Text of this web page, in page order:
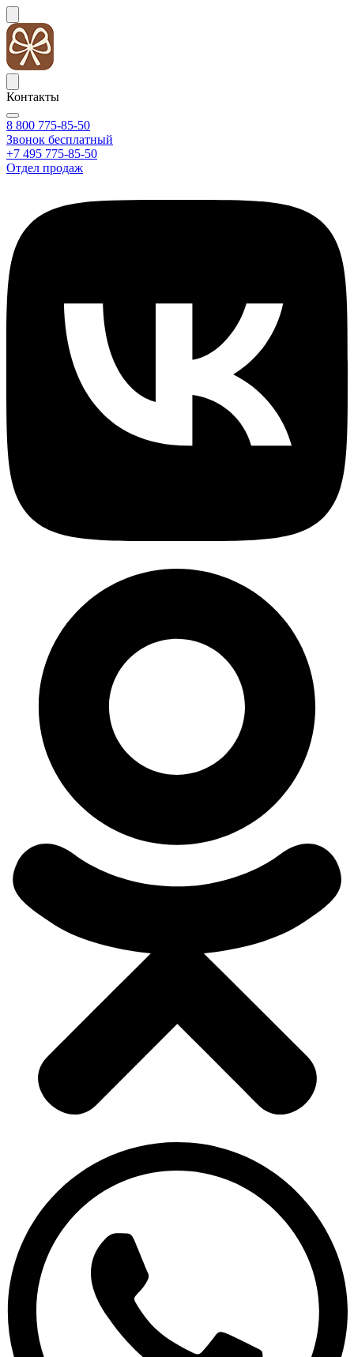
Контакты
8 800 775-85-50
Звонок бесплатный
+7 495 775-85-50
Отдел продаж